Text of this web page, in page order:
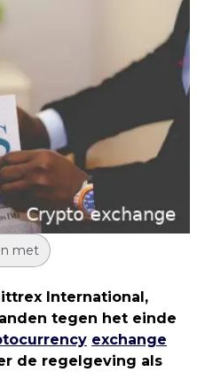
met
International,
tegen het einde
exchange
de regelgeving als